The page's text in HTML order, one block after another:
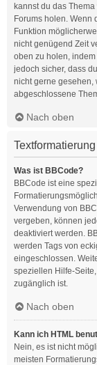
kannst du das
Forums holen. Wenn
Funktion
nicht genügend Zeit
oben zu holen,
jedoch sicher, dass
nicht gerne gesehen,
abgeschlossene
Nach oben
Was ist BBCode?
BBCode ist eine
Verwendung von
vergeben, können
deaktiviert werden.
werden Tags von
eingeschlossen.
speziellen Hilfe-
zugänglich ist.
Nach oben
Kann ich HTML
Nein, es ist nicht
meisten